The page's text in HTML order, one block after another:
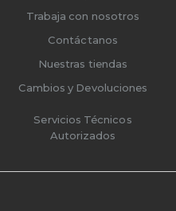
Trabaja con nosotros
Contáctanos
Nuestras tiendas
Cambios y Devoluciones
Servicios Técnicos
Autorizados